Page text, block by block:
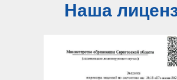
Наша